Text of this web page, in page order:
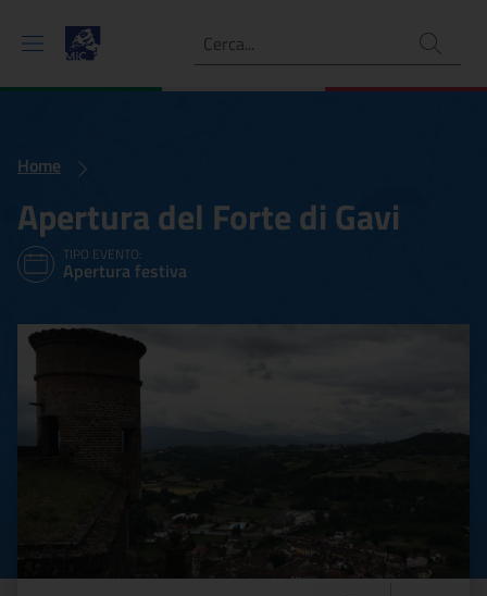
Ricerca
Home
Apertura del Forte di Gavi
TIPO EVENTO:
Apertura festiva
Apertura del Forte di Gavi